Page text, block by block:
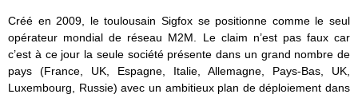
Créé en 2009, le toulousain Sigfox se positionne comme le seul
opérateur mondial de réseau M2M. Le claim n’est pas faux car
c’est à ce jour la seule société présente dans un grand nombre de
pays (France, UK, Espagne, Italie, Allemagne, Pays-Bas, UK,
Luxembourg, Russie) avec un ambitieux plan de déploiement dans